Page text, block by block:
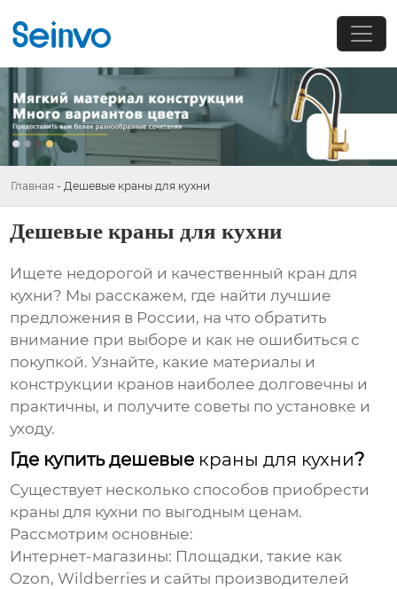
Главная - Дешевые краны для кухни
Дешевые краны для кухни
Ищете недорогой и качественный кран для
кухни? Мы расскажем, где найти лучшие
предложения в России, на что обратить
внимание при выборе и как не ошибиться с
покупкой. Узнайте, какие материалы и
конструкции кранов наиболее долговечны и
практичны, и получите советы по установке и
уходу.
Где купить дешевые краны для кухни?
Существует несколько способов приобрести
краны для кухни по выгодным ценам.
Рассмотрим основные:
Интернет-магазины: Площадки, такие как
Ozon, Wildberries и сайты производителей